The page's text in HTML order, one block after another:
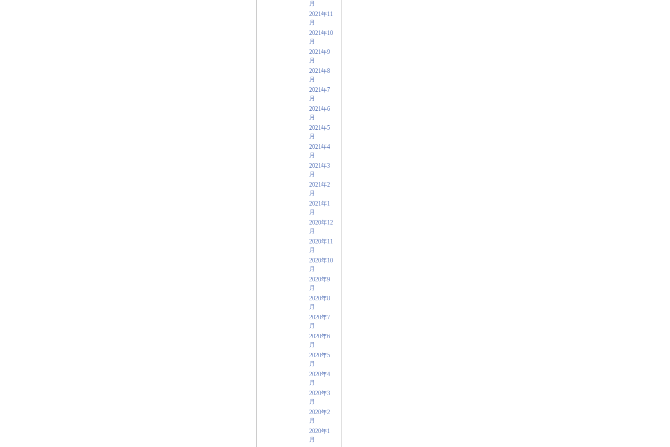
月
2021年11
月
2021年10
月
2021年9
月
2021年8
月
2021年7
月
2021年6
月
2021年5
月
2021年4
月
2021年3
月
2021年2
月
2021年1
月
2020年12
月
2020年11
月
2020年10
月
2020年9
月
2020年8
月
2020年7
月
2020年6
月
2020年5
月
2020年4
月
2020年3
月
2020年2
月
2020年1
月